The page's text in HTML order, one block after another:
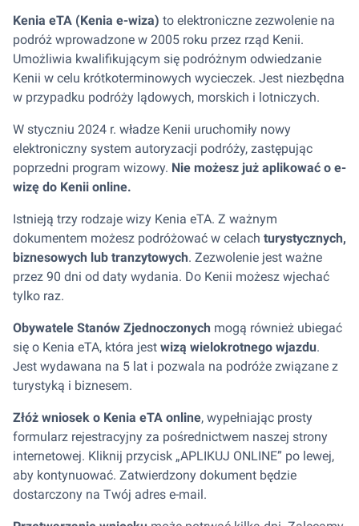
Kenia eTA (Kenia e-wiza) to elektroniczne zezwolenie na
podróż wprowadzone w 2005 roku przez rząd Kenii.
Umożliwia kwalifikującym się podróżnym odwiedzanie
Kenii w celu krótkoterminowych wycieczek. Jest niezbędna
w przypadku podróży lądowych, morskich i lotniczych.
W styczniu 2024 r. władze Kenii uruchomiły nowy
elektroniczny system autoryzacji podróży, zastępując
poprzedni program wizowy. Nie możesz już aplikować o e-
wizę do Kenii online.
Istnieją trzy rodzaje wizy Kenia eTA. Z ważnym
dokumentem możesz podróżować w celach turystycznych,
biznesowych lub tranzytowych. Zezwolenie jest ważne
przez 90 dni od daty wydania. Do Kenii możesz wjechać
tylko raz.
Obywatele Stanów Zjednoczonych mogą również ubiegać
się o Kenia eTA, która jest wizą wielokrotnego wjazdu.
Jest wydawana na 5 lat i pozwala na podróże związane z
turystyką i biznesem.
Złóż wniosek o Kenia eTA online, wypełniając prosty
formularz rejestracyjny za pośrednictwem naszej strony
internetowej. Kliknij przycisk „APLIKUJ ONLINE” po lewej,
aby kontynuować. Zatwierdzony dokument będzie
dostarczony na Twój adres e-mail.